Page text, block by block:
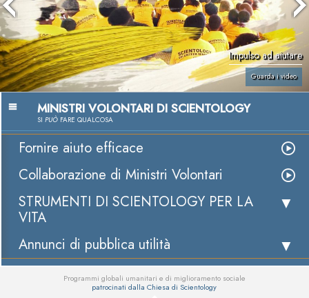
Impulso ad aiutare
Guarda i video
MINISTRI VOLONTARI DI SCIENTOLOGY
SI PUÒ FARE QUALCOSA
Fornire aiuto efficace
Collaborazione di Ministri Volontari
STRUMENTI DI SCIENTOLOGY PER LA
VITA
Annunci di pubblica utilità
Programmi globali umanitari e di miglioramento sociale
patrocinati dalla Chiesa di Scientology